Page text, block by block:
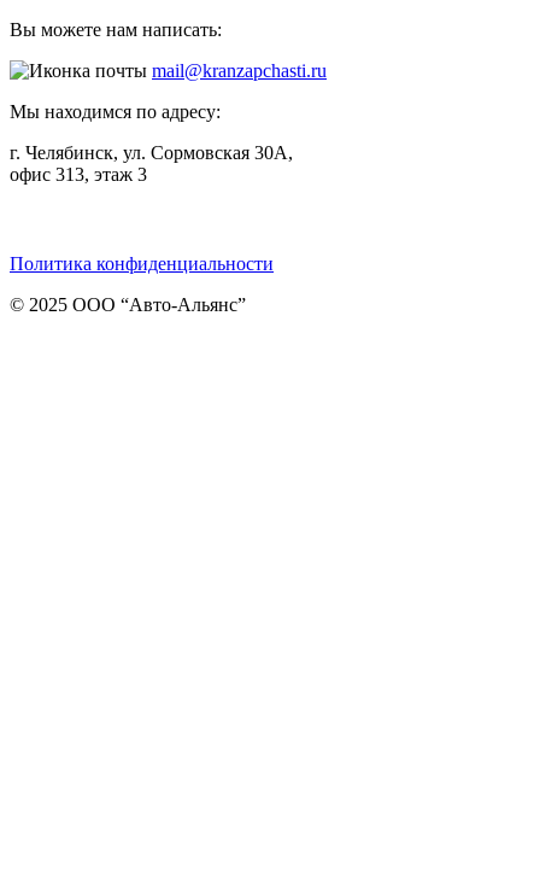
Вы можете нам написать:
mail@kranzapchasti.ru
Мы находимся по адресу:
г. Челябинск, ул. Сормовская 30А,
офис 313, этаж 3
Политика конфиденциальности
© 2025 ООО “Авто-Альянс”